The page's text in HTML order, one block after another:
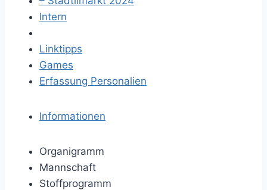
Intern
Linktipps
Games
Erfassung Personalien
Informationen
Organigramm
Mannschaft
Stoffprogramm